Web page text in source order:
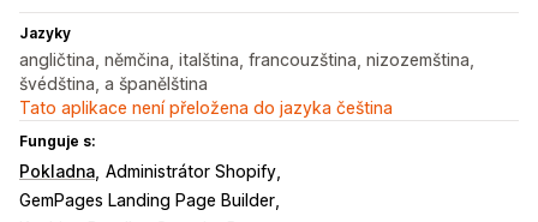
Jazyky
angličtina, němčina, italština, francouzština, nizozemština,
švédština, a španělština
Tato aplikace není přeložena do jazyka čeština
Funguje s:
Pokladna Administrátor Shopify
GemPages Landing Page Builder